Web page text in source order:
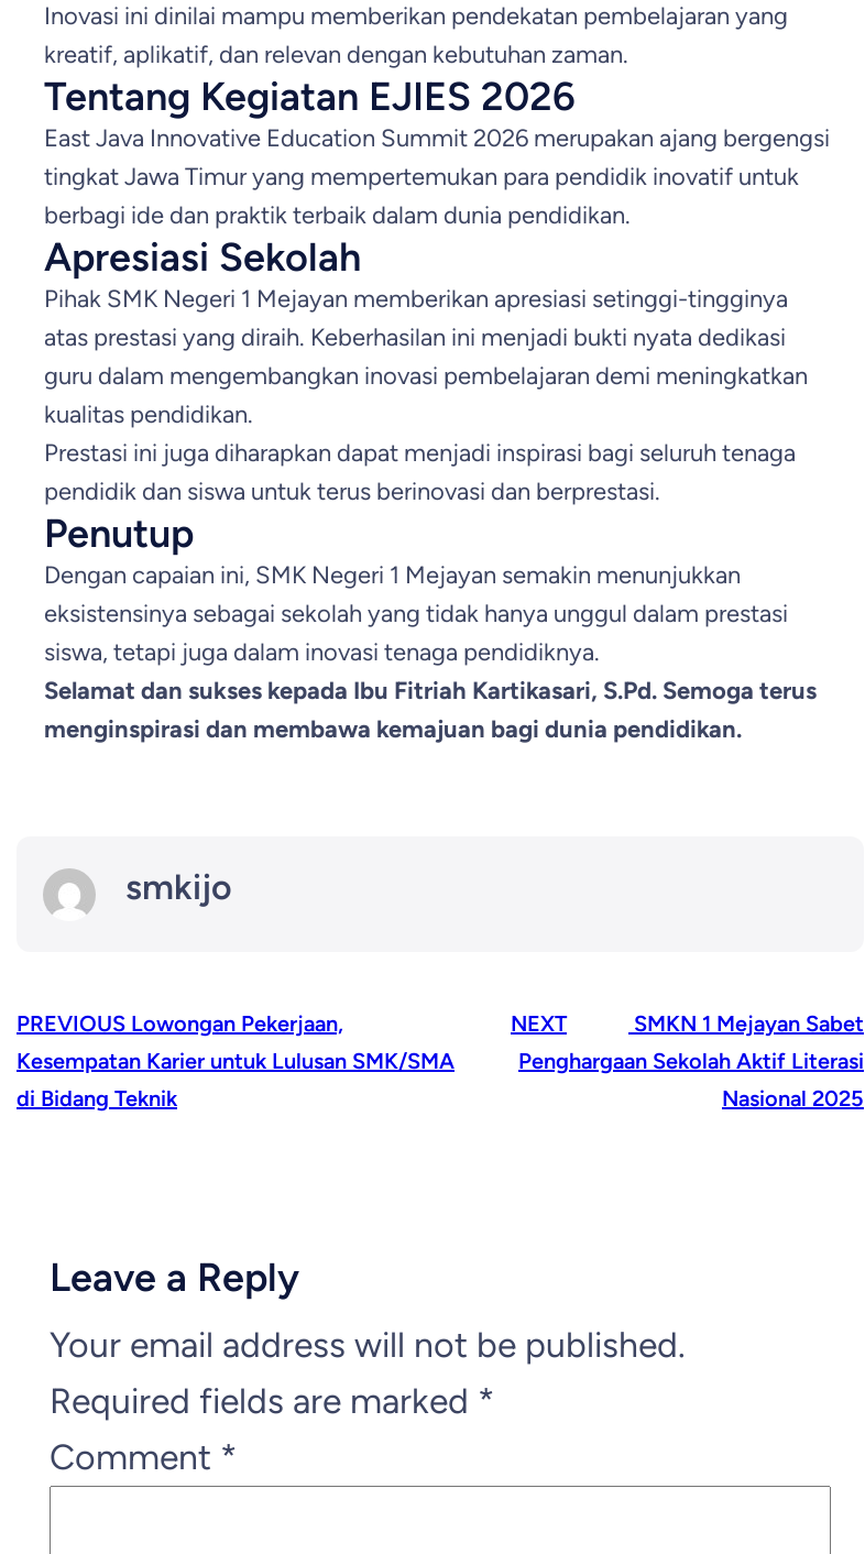
Inovasi ini dinilai mampu memberikan pendekatan pembelajaran yang
kreatif, aplikatif, dan relevan dengan kebutuhan zaman.
Tentang Kegiatan EJIES 2026
East Java Innovative Education Summit 2026 merupakan ajang bergengsi
tingkat Jawa Timur yang mempertemukan para pendidik inovatif untuk
berbagi ide dan praktik terbaik dalam dunia pendidikan.
Apresiasi Sekolah
Pihak SMK Negeri 1 Mejayan memberikan apresiasi setinggi-tingginya
atas prestasi yang diraih. Keberhasilan ini menjadi bukti nyata dedikasi
guru dalam mengembangkan inovasi pembelajaran demi meningkatkan
kualitas pendidikan.
Prestasi ini juga diharapkan dapat menjadi inspirasi bagi seluruh tenaga
pendidik dan siswa untuk terus berinovasi dan berprestasi.
Penutup
Dengan capaian ini, SMK Negeri 1 Mejayan semakin menunjukkan
eksistensinya sebagai sekolah yang tidak hanya unggul dalam prestasi
siswa, tetapi juga dalam inovasi tenaga pendidiknya.
Selamat dan sukses kepada Ibu Fitriah Kartikasari, S.Pd. Semoga terus
menginspirasi dan membawa kemajuan bagi dunia pendidikan.
smkijo
PREVIOUS Lowongan Pekerjaan,
Kesempatan Karier untuk Lulusan SMK/SMA
di Bidang Teknik
NEXT
SMKN 1 Mejayan Sabet
Penghargaan Sekolah Aktif Literasi
Nasional 2025
Leave a Reply
Your email address will not be published.
Required fields are marked *
Comment *